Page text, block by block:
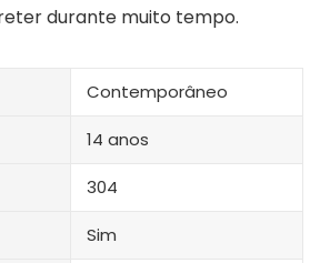
durante muito tempo.
Contemporâneo
14 anos
304
Sim